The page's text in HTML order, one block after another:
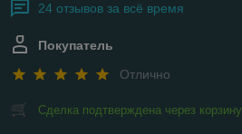
24 отзывов за всё время
Покупатель
Отлично
Сделка подтверждена через корзину